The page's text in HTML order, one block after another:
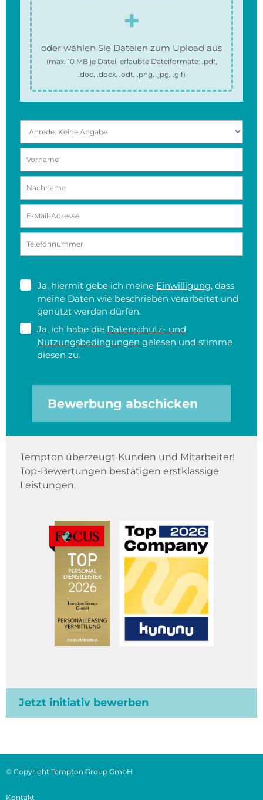
oder wählen Sie Dateien zum Upload aus
(max. 10 MBje Datei, erlaubte Dateiformate: .pdf,
.doc, .docx, .odt, .png, .jpg, .gif)
Ja, hiermit gebe ich meine Einwilligung, dass
meine Daten wie beschrieben verarbeitet und
genutzt werden dürfen.
Ja, ich habe die Datenschutz- und
Nutzungsbedingungen gelesen und stimme
diesen zu.
Bewerbung abschicken
Tempton überzeugt Kunden und Mitarbeiter!
Top-Bewertungen bestätigen erstklassige
Leistungen.
Jetzt initiativ bewerben
© Copyright Tempton Group GmbH
Kontakt